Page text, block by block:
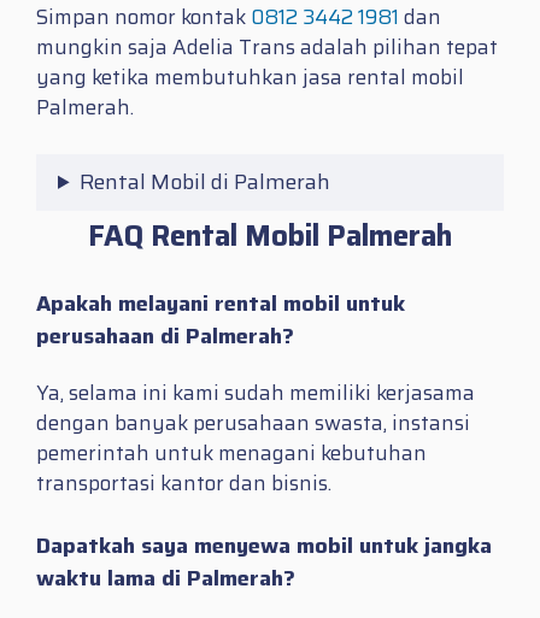
Simpan nomor kontak0812 3442 1981dan
mungkin saja Adelia Trans adalah pilihan tepat
yang ketika membutuhkan jasa rental mobil
Palmerah.
Rental Mobil di Palmerah
FAQ Rental Mobil Palmerah
Apakah melayani rental mobil untuk
perusahaan di Palmerah?
Ya, selama ini kami sudah memiliki kerjasama
dengan banyak perusahaan swasta, instansi
pemerintah untuk menagani kebutuhan
transportasi kantor dan bisnis.
Dapatkah saya menyewa mobil untuk jangka
waktu lama di Palmerah?